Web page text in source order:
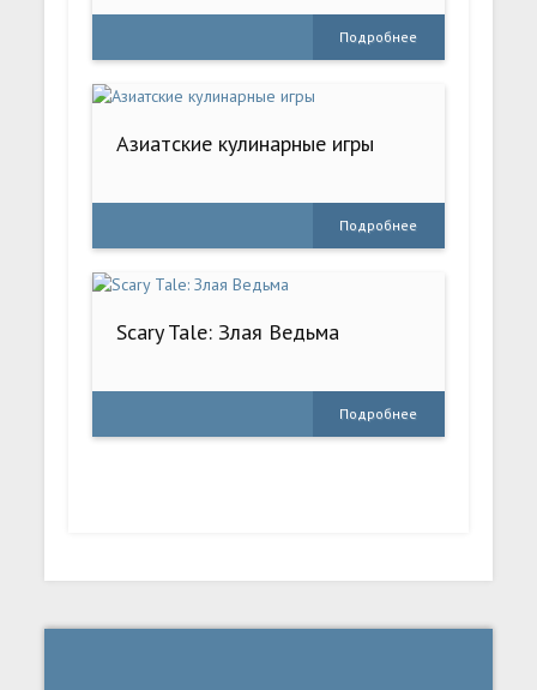
Подробнее
Азиатские кулинарные игры
Подробнее
Scary Tale: Злая Ведьма
Подробнее